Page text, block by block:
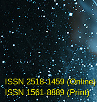
ISSN 2518-1459 (Online)
ISSN 1561-8889 (Print)